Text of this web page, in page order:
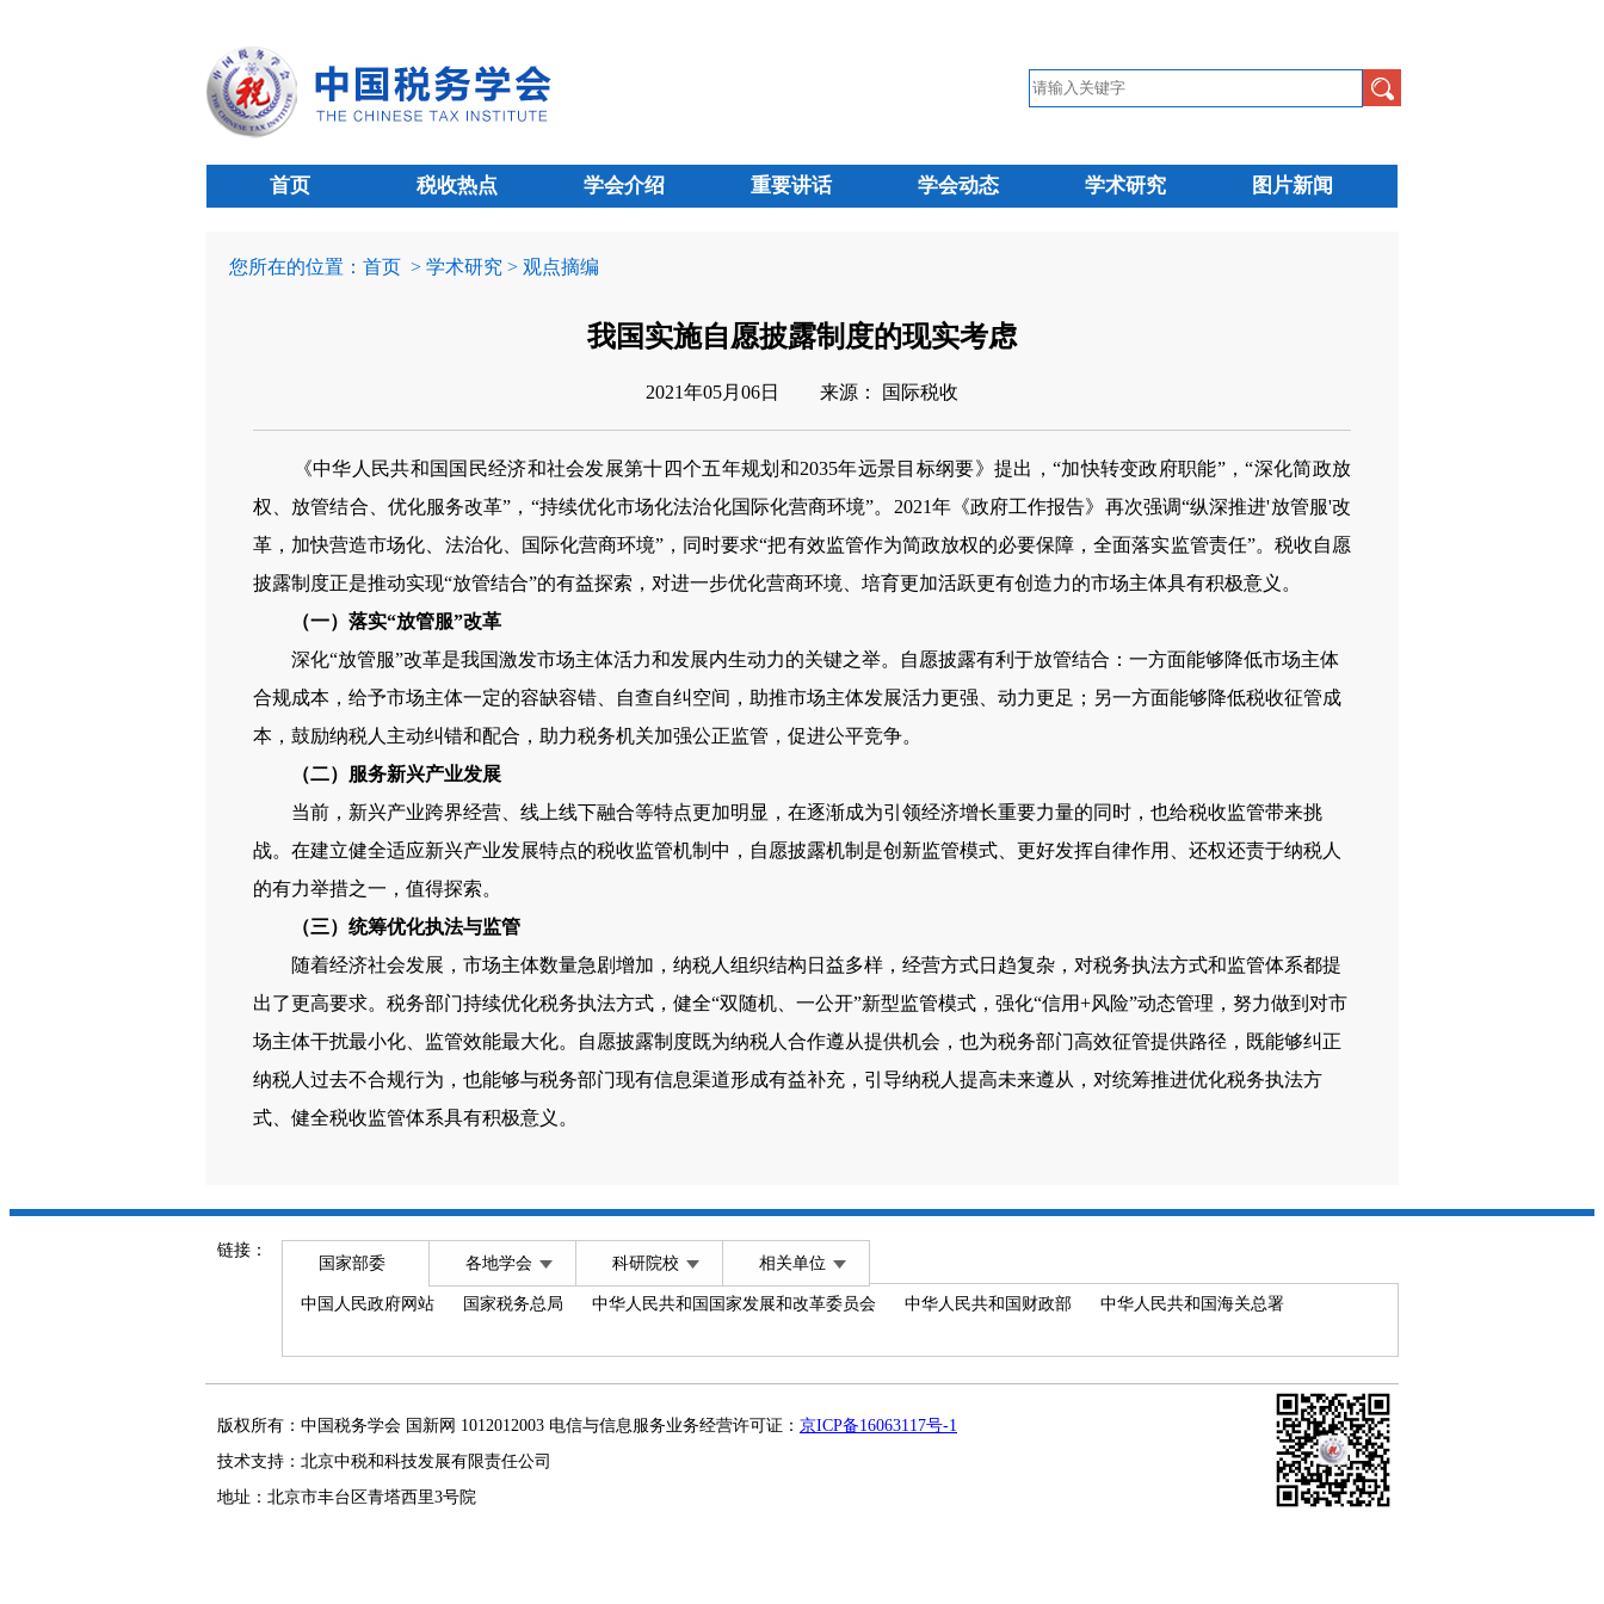
首页 税收热点 学会介绍 重要讲话 学会动态 学术研究 图片新闻
您所在的位置： 首页 > 学术研究 > 观点摘编
我国实施自愿披露制度的现实考虑
2021年05月06日 来源： 国际税收
《中华人民共和国国民经济和社会发展第十四个五年规划和2035年远景目标纲要》提出，“加快转变政府职能”，“深化简政放
权、放管结合、优化服务改革”，“持续优化市场化法治化国际化营商环境”。2021年《政府工作报告》再次强调“纵深推进'放管服'改
革，加快营造市场化、法治化、国际化营商环境”，同时要求“把有效监管作为简政放权的必要保障，全面落实监管责任”。税收自愿
披露制度正是推动实现“放管结合”的有益探索，对进一步优化营商环境、培育更加活跃更有创造力的市场主体具有积极意义。
（一）落实“放管服”改革
深化“放管服”改革是我国激发市场主体活力和发展内生动力的关键之举。自愿披露有利于放管结合：一方面能够降低市场主体
合规成本，给予市场主体一定的容缺容错、自查自纠空间，助推市场主体发展活力更强、动力更足；另一方面能够降低税收征管成
本，鼓励纳税人主动纠错和配合，助力税务机关加强公正监管，促进公平竞争。
（二）服务新兴产业发展
当前，新兴产业跨界经营、线上线下融合等特点更加明显，在逐渐成为引领经济增长重要力量的同时，也给税收监管带来挑
战。在建立健全适应新兴产业发展特点的税收监管机制中，自愿披露机制是创新监管模式、更好发挥自律作用、还权还责于纳税人
的有力举措之一，值得探索。
（三）统筹优化执法与监管
随着经济社会发展，市场主体数量急剧增加，纳税人组织结构日益多样，经营方式日趋复杂，对税务执法方式和监管体系都提
出了更高要求。税务部门持续优化税务执法方式，健全“双随机、一公开”新型监管模式，强化“信用+风险”动态管理，努力做到对市
场主体干扰最小化、监管效能最大化。自愿披露制度既为纳税人合作遵从提供机会，也为税务部门高效征管提供路径，既能够纠正
纳税人过去不合规行为，也能够与税务部门现有信息渠道形成有益补充，引导纳税人提高未来遵从，对统筹推进优化税务执法方
式、健全税收监管体系具有积极意义。
链接：
国家部委 各地学会 科研院校 相关单位
中国人民政府网站 国家税务总局 中华人民共和国国家发展和改革委员会 中华人民共和国财政部 中华人民共和国海关总署
版权所有：中国税务学会 国新网 1012012003 电信与信息服务业务经营许可证： 京ICP备16063117号-1
技术支持：北京中税和科技发展有限责任公司
地址：北京市丰台区青塔西里3号院